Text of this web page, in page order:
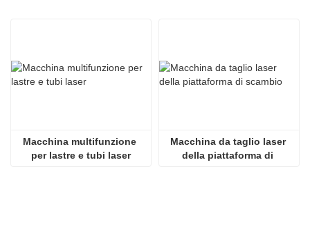
Macchina multifunzione
per lastre e tubi laser
Macchina da taglio laser
della piattaforma di